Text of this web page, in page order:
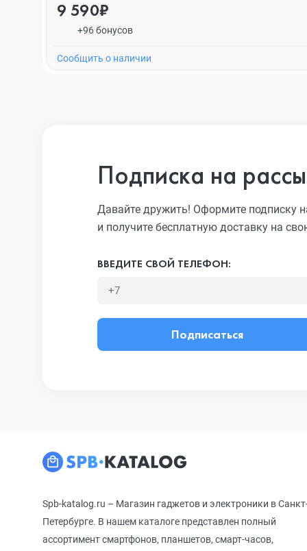
9 590₽
+96 бонусов
Cообщить о наличии
Подписка на
Давайте дружить! Оформите подписку
и получите бесплатную доставку на
ВВЕДИТЕ СВОЙ ТЕЛЕФОН:
Подписаться
Spb-katalog.ru – Магазин гаджетов и электроники в
Петербурге. В нашем каталоге представлен полный
ассортимент смартфонов, планшетов, смарт-часов,